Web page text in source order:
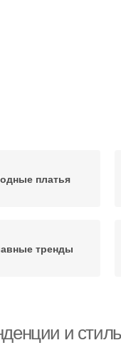
платья
тренды
и